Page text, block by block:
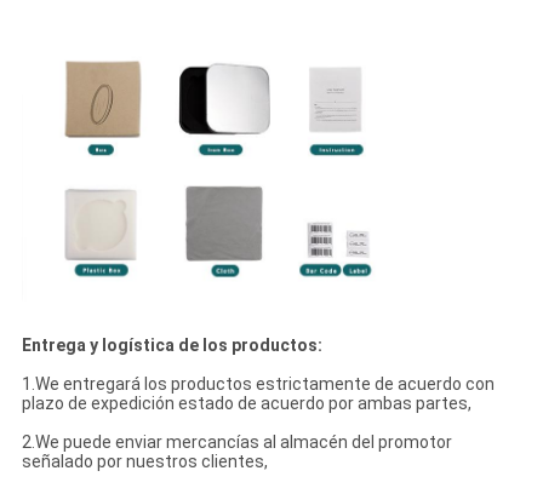
Entrega y logística de los productos:
1.We entregará los productos estrictamente de acuerdo con
plazo de expedición estado de acuerdo por ambas partes,
2.We puede enviar mercancías al almacén del promotor
señalado por nuestros clientes,